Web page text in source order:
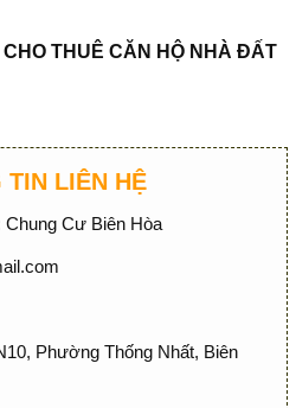
THUÊ CĂN HỘ NHÀ ĐẤT
TIN LIÊN HỆ
Chung Cư Biên Hòa
Phường Thống Nhất, Biên